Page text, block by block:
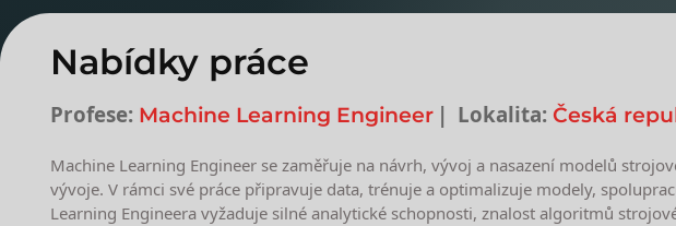
Nabídky práce
Profese: Machine Learning Engineer Lokalita: Česká
Machine Learning Engineer se zaměřuje na návrh, vývoj a nasazení modelů
vývoje. V rámci své práce připravuje data, trénuje a optimalizuje modely,
Learning Engineera vyžaduje silné analytické schopnosti, znalost algoritmů